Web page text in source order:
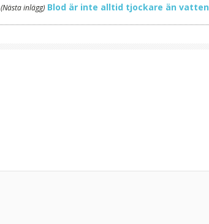
(Nästa inlägg) Blod är inte alltid tjockare än vatten